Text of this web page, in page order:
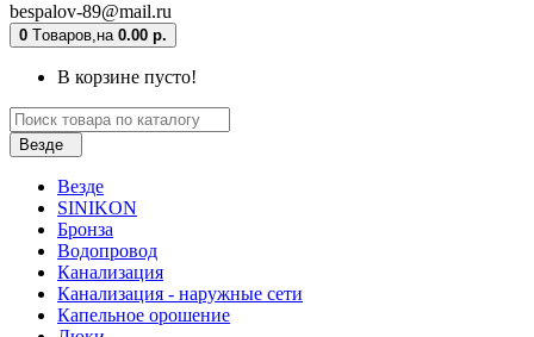
bespalov-89@mail.ru
0 Tоваров,на 0.00 р.
В корзине пусто!
Везде
Везде
SINIKON
Бронза
Водопровод
Канализация
Канализация - наружные сети
Капельное орошение